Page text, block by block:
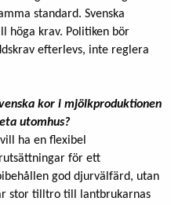
standard. Svenska
höga krav. Politiken bör
efterlevs, inte reglera
kor i mjölkproduktionen
utomhus?
ha en flexibel
för ett
god djurvälfärd, utan
stor tilltro till lantbrukarnas